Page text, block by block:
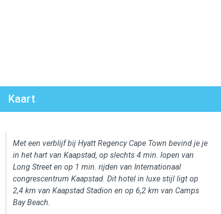
Kaart
Met een verblijf bij Hyatt Regency Cape Town bevind je je
in het hart van Kaapstad, op slechts 4 min. lopen van
Long Street en op 1 min. rijden van Internationaal
congrescentrum Kaapstad. Dit hotel in luxe stijl ligt op
2,4 km van Kaapstad Stadion en op 6,2 km van Camps
Bay Beach.